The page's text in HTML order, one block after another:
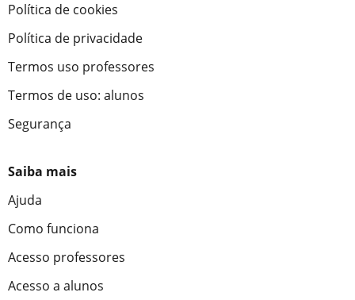
Política de cookies
Política de privacidade
Termos uso professores
Termos de uso: alunos
Segurança
Saiba mais
Ajuda
Como funciona
Acesso professores
Acesso a alunos